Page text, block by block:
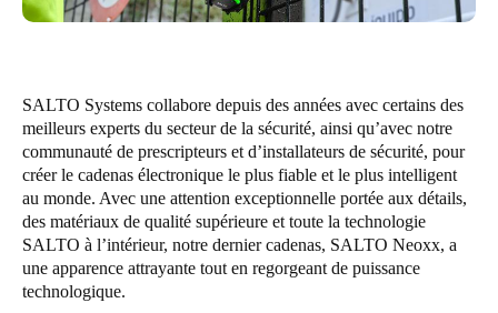
English
NederlandsEnglish
Belgium
FrançaisNederlandsEnglish
SALTO Systems collabore depuis des années avec certains des
meilleurs experts du secteur de la sécurité, ainsi qu’avec notre
communauté de prescripteurs et d’installateurs de sécurité, pour
créer le cadenas électronique le plus fiable et le plus intelligent
au monde. Avec une attention exceptionnelle portée aux détails,
des matériaux de qualité supérieure et toute la technologie
SALTO à l’intérieur, notre dernier cadenas, SALTO Neoxx, a
une apparence attrayante tout en regorgeant de puissance
technologique.